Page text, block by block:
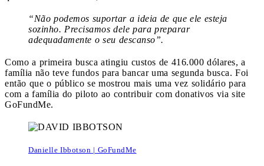
“Não podemos suportar a ideia de que ele esteja
sozinho. Precisamos dele para preparar
adequadamente o seu descanso”.
Como a primeira busca atingiu custos de 416.000 dólares, a
família não teve fundos para bancar uma segunda busca. Foi
então que o público se mostrou mais uma vez solidário para
com a família do piloto ao contribuir com donativos via site
GoFundMe.
Danielle Ibbotson | GoFundMe